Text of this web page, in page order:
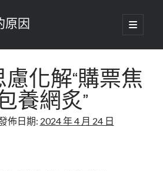
原因
開
啟
要
單
化解“購票焦
養網炙”
佈日期: 2024 年 4 月 24 日